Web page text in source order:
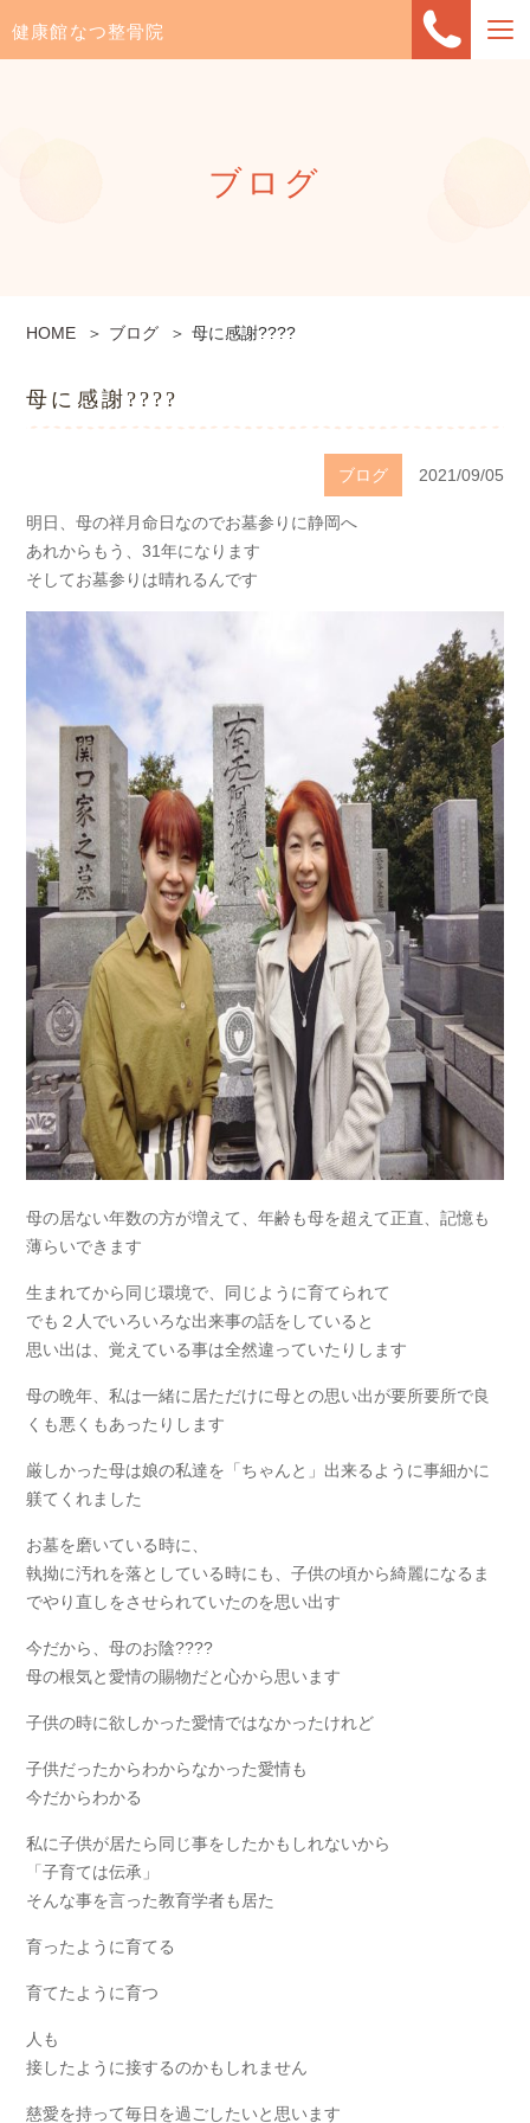
健康館なつ整骨院
ブログ
HOME ブログ 母に感謝????
母に感謝????
ブログ 2021/09/05
明日、母の祥月命日なのでお墓参りに静岡へ
あれからもう、31年になります
そしてお墓参りは晴れるんです
母の居ない年数の方が増えて、年齢も母を超えて正直、記憶も
薄らいできます
生まれてから同じ環境で、同じように育てられて
でも２人でいろいろな出来事の話をしていると
思い出は、覚えている事は全然違っていたりします
母の晩年、私は一緒に居ただけに母との思い出が要所要所で良
くも悪くもあったりします
厳しかった母は娘の私達を「ちゃんと」出来るように事細かに
躾てくれました
お墓を磨いている時に、
執拗に汚れを落としている時にも、子供の頃から綺麗になるま
でやり直しをさせられていたのを思い出す
今だから、母のお陰????
母の根気と愛情の賜物だと心から思います
子供の時に欲しかった愛情ではなかったけれど
子供だったからわからなかった愛情も
今だからわかる
私に子供が居たら同じ事をしたかもしれないから
「子育ては伝承」
そんな事を言った教育学者も居た
育ったように育てる
育てたように育つ
人も
接したように接するのかもしれません
慈愛を持って毎日を過ごしたいと思います